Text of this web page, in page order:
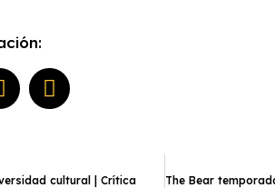
cultural | Crítica